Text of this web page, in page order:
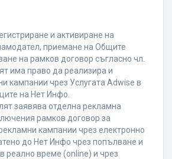
и активиране на
приемане на Общите
на рамков договор съгласно чл.
има право да реализира и
кампании чрез Услугата Adwise в
на Нет Инфо.
заявява отделна рекламна
рамков договор за
кампании чрез електронно
до Нет Инфо чрез попълване и
реално време (online) и чрез